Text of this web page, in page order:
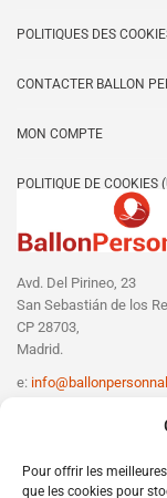
Pour offrir les
que les cookies pour
POLITIQUES DES
CONTACTER BALLON
MON COMPTE
POLITIQUE DE COOKIES
Avd. Del Pirineo, 23
San Sebastián de los
CP 28703,
Madrid.
e: